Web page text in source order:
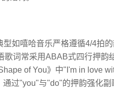
如嘻哈音乐严格遵循4/4拍
歌词常采用ABAB式四行押韵
of You》中"I'm in love
过"you"与"do"的押韵强化副